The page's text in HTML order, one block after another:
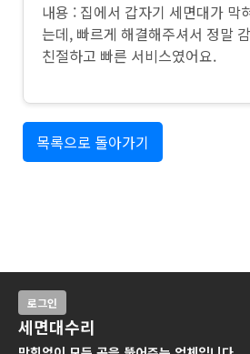
내용 : 집에서 갑자기 세면대가 막
는데, 빠르게 해결해주셔서 정말
친절하고 빠른 서비스였어요.
목록으로 돌아가기
로그인
세면대수리